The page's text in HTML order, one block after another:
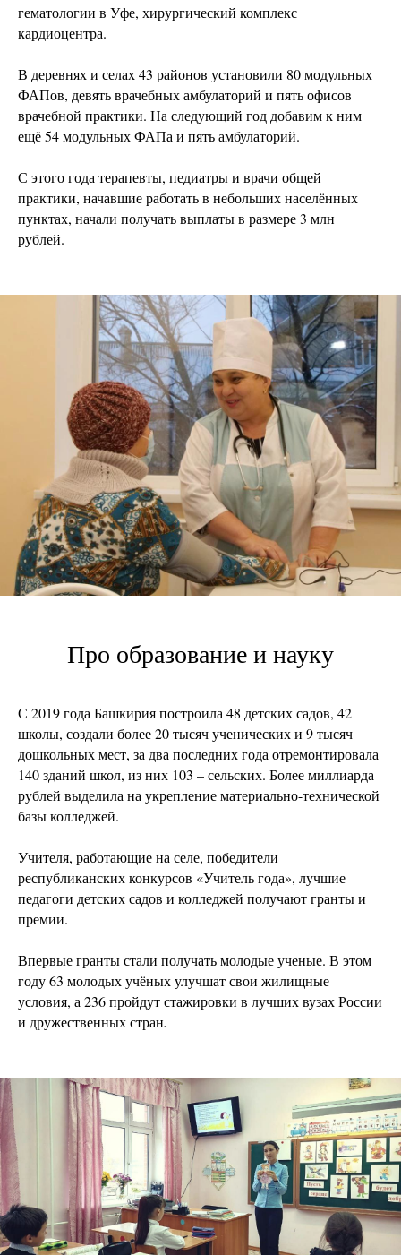
гематологии в Уфе, хирургический комплекс
кардиоцентра.
В деревнях и селах 43 районов установили 80 модульных
ФАПов, девять врачебных амбулаторий и пять офисов
врачебной практики. На следующий год добавим к ним
ещё 54 модульных ФАПа и пять амбулаторий.
С этого года терапевты, педиатры и врачи общей
практики, начавшие работать в небольших населённых
пунктах, начали получать выплаты в размере 3 млн
рублей.
Про образование и науку
С 2019 года Башкирия построила 48 детских садов, 42
школы, создали более 20 тысяч ученических и 9 тысяч
дошкольных мест, за два последних года отремонтировала
140 зданий школ, из них 103 – сельских. Более миллиарда
рублей выделила на укрепление материально-технической
базы колледжей.
Учителя, работающие на селе, победители
республиканских конкурсов «Учитель года», лучшие
педагоги детских садов и колледжей получают гранты и
премии.
Впервые гранты стали получать молодые ученые. В этом
году 63 молодых учёных улучшат свои жилищные
условия, а 236 пройдут стажировки в лучших вузах России
и дружественных стран.